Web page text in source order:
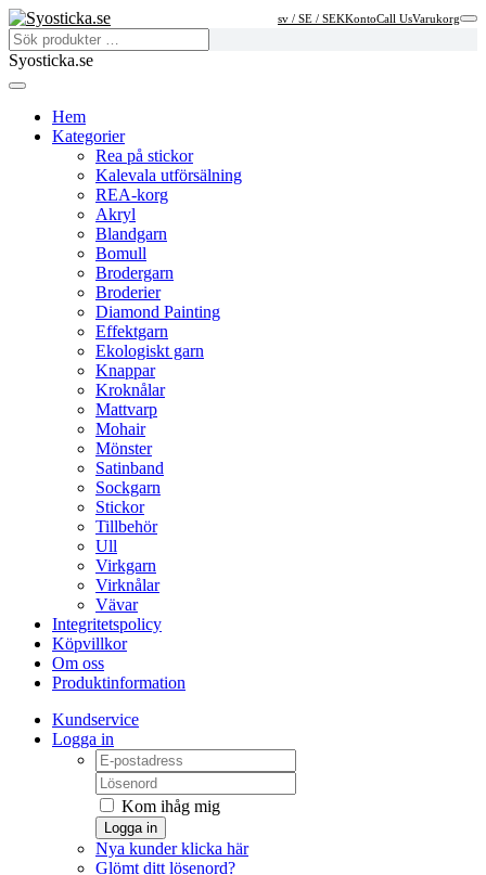
sv / SE / SEKKontoCall UsVarukorg
Syosticka.se
Hem
Kategorier
Rea på stickor
Kalevala utförsälning
REA-korg
Akryl
Blandgarn
Bomull
Brodergarn
Broderier
Diamond Painting
Effektgarn
Ekologiskt garn
Knappar
Kroknålar
Mattvarp
Mohair
Mönster
Satinband
Sockgarn
Stickor
Tillbehör
Ull
Virkgarn
Virknålar
Vävar
Integritetspolicy
Köpvillkor
Om oss
Produktinformation
Kundservice
Logga in
Kom ihåg mig
Logga in
Nya kunder klicka här
Glömt ditt lösenord?